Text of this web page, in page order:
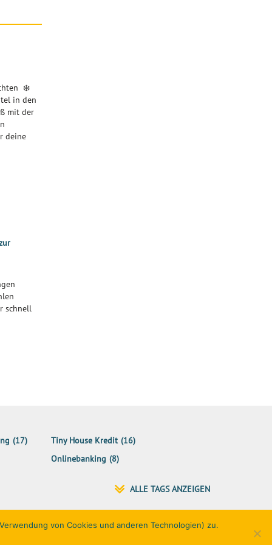
❄️
in den
mit der
deine
schnell
(17) Tiny House Kredit (16)
Onlinebanking (8)
Kontakt
von Cookies und anderen Technologien) zu.